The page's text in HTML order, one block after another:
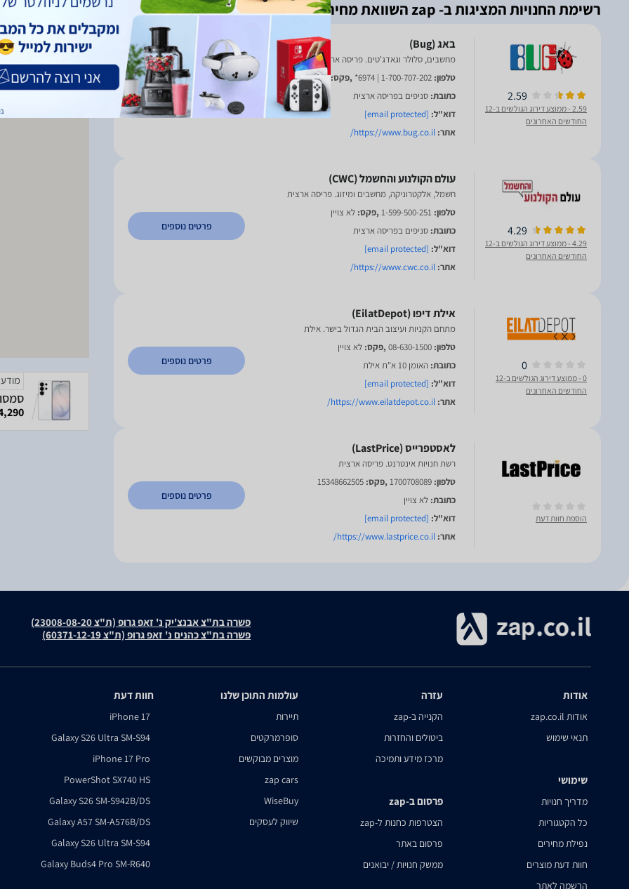
רשימת החנויות המציגות ב- zap השוואת מחירים
2.59
2.59
- ממוצע דירוג הגולשים ב-12
החודשים האחרונים
מחשבים, סלולר וגאדג'טים. פריסה ארצית
טלפון: 1-700-707-202 | 6974* ,פקס:04-6889222
כתובת: סניפים בפריסה ארצית
דוא"ל: [email protected]
אתר: https://www.bug.co.il/
פרטים נוספים
4.29
4.29
- ממוצע דירוג הגולשים ב-12
החודשים האחרונים
חשמל, אלקטרוניקה, מחשבים ומיזוג. פריסה ארצית
טלפון: 1-599-500-251,פקס: לא צויין
כתובת: סניפים בפריסה ארצית
דוא"ל: [email protected]
אתר: https://www.cwc.co.il/
פרטים נוספים
0
0
- ממוצע דירוג הגולשים ב-12
החודשים האחרונים
מתחם הקניות ועיצוב הבית הגדול בישר. אילת
טלפון: 08-630-1500,פקס: לא צויין
כתובת: האומן 10 א"ת אילת
דוא"ל: [email protected]
אתר: https://www.eilatdepot.co.il/
פרטים נוספים
הוספת חוות דעת
רשת חנויות אינטרנט. פריסה ארצית
טלפון: 1700708089,פקס: 15348662505
כתובת: לא צויין
דוא"ל: [email protected]
אתר: https://www.lastprice.co.il/
פרטים נוספים
₪
פשרה בת"צ אבנצ'יק נ' זאפ גרופ (ת"צ 23008-08-20)
פשרה בת"צ כהנים נ' זאפ גרופ (ת"צ 60371-12-19)
אודות
אודות zap.co.il
תנאי שימוש
שימושי
מדריך חנויות
כל הקטגוריות
נפילת מחירים
חוות דעת מוצרים
הרשמה לאתר
עזרה
הקנייה ב-zap
ביטולים והחזרות
מרכז מידע ותמיכה
פרסום ב-zap
הצטרפות כחנות ל-zap
פרסום באתר
ממשק חנויות / יבואנים
עולמות התוכן שלנו
תיירות
סופרמרקטים
מוצרים מבוקשים
zap cars
WiseBuy
שיווק לעסקים
חוות דעת
iPhone 17
Galaxy S26 Ultra SM-S94
iPhone 17 Pro
PowerShot SX740 HS
Galaxy S26 SM-S942B/DS
Galaxy A57 SM-A576B/DS
Galaxy S26 Ultra SM-S94
Galaxy Buds4 Pro SM-R640